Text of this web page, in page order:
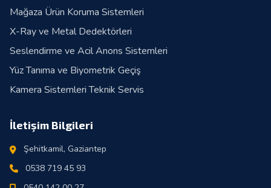
Mağaza Ürün Koruma Sistemleri
X-Ray ve Metal Dedektörleri
Seslendirme ve Acil Anons Sistemleri
Yüz Tanıma ve Biyometrik Geçiş
Kamera Sistemleri Teknik Servis
İletişim Bilgileri
Şehitkamil, Gaziantep
0538 719 45 93